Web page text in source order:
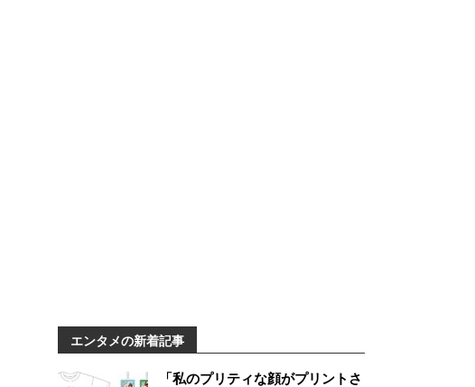
エンタメの新着記事
「私のプリティな顔がプリントさ